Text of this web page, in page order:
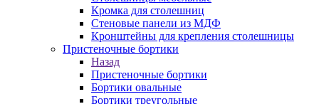
Кромка для столешниц
Стеновые панели из МДФ
Кронштейны для крепления столешницы
Пристеночные бортики
Назад
Пристеночные бортики
Бортики овальные
Бортики треугольные